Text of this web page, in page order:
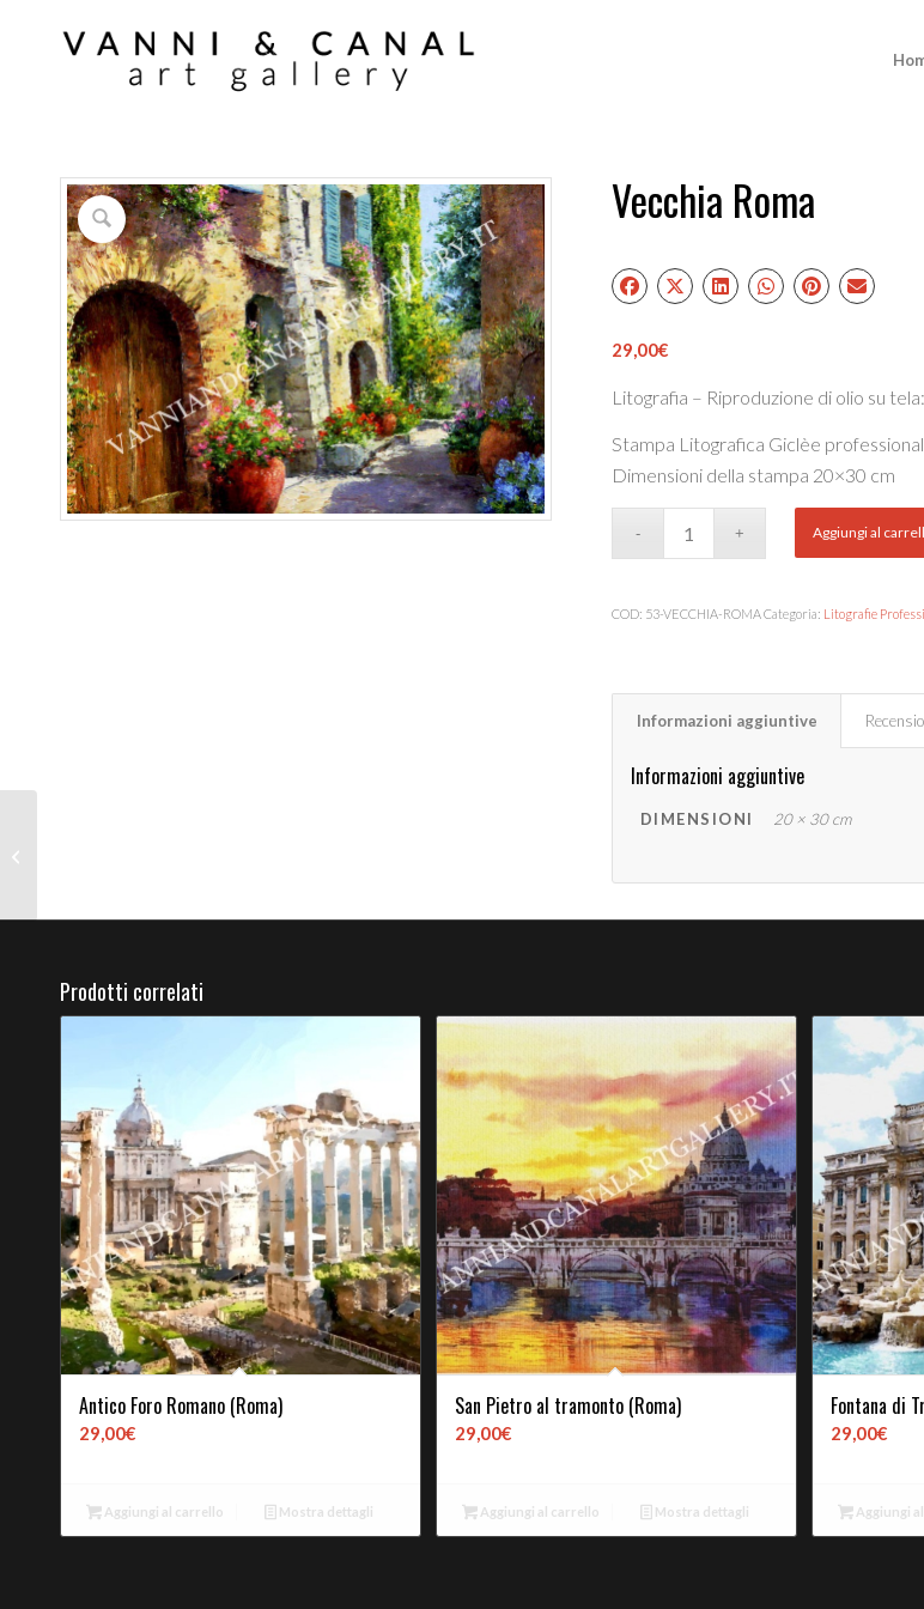
Vecchia Roma
29,00€
Litografia – Riproduzione di olio su
Stampa Litografica Giclèe
Dimensioni della stampa 20×30 cm
Aggiungi al
COD: 53-VECCHIA-ROMACategoria: Litografie
Informazioni aggiuntive
Informazioni aggiuntive
DIMENSIONI 20 × 30 cm
Prodotti correlati
Antico Foro Romano (Roma)
29,00€
Aggiungi al carrello Mostra dettagli
San Pietro al tramonto (Roma)
29,00€
Aggiungi al carrello Mostra dettagli
Fontana di
29,00€
Aggiungi